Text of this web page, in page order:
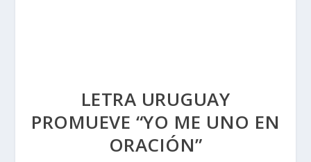
LETRA URUGUAY
PROMUEVE “YO ME UNO EN
ORACIÓN”